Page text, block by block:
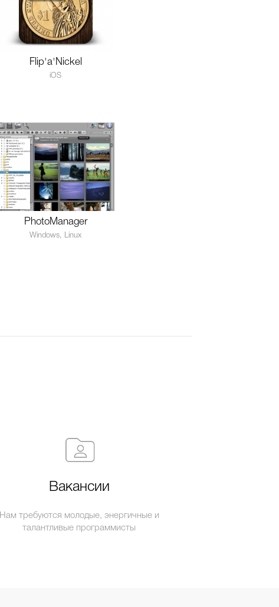
Flip'a'Nickel
iOS
PhotoManager
Windows, Linux
Вакансии
Нам требуются молодые, энергичные и
талантливые программисты